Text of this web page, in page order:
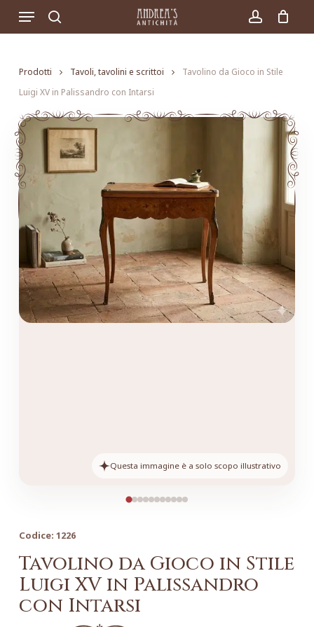
search account
Menu
Prodotti Tavoli, tavolini e scrittoi
Tavolino da Gioco in Stile
Luigi XV in Palissandro con Intarsi
Questa immagine è a solo scopo illustrativo
Codice: 1226
Tavolino da Gioco in Stile
Luigi XV in Palissandro
con Intarsi